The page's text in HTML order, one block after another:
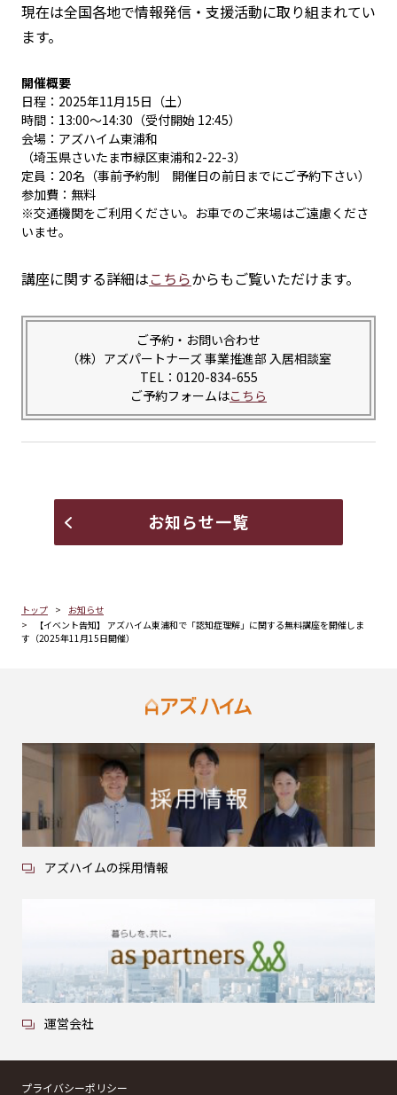
トップ
お知らせ
【イベント告知】 アズハイム東浦和で「認知症理解」に関する無料講座を開催しま
す（2025年11月15日開催）
現在は全国各地で情報発信・支援活動に取り組まれてい
ます。
開催概要
日程：2025年11月15日（土）
時間：13:00～14:30（受付開始 12:45）
会場：アズハイム東浦和
（埼玉県さいたま市緑区東浦和2-22-3）
定員：20名（事前予約制 開催日の前日までにご予約下さい）
参加費：無料
※交通機関をご利用ください。お車でのご来場はご遠慮くださ
いませ。
講座に関する詳細はこちらからもご覧いただけます。
ご予約・お問い合わせ
（株）アズパートナーズ 事業推進部 入居相談室
TEL：0120-834-655
ご予約フォームはこちら
お知らせ一覧
アズハイムの採用情報
運営会社
プライバシーポリシー